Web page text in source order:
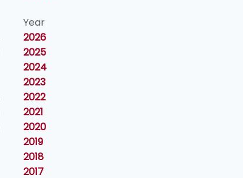
Year
2026
2025
2024
2023
2022
2021
2020
2019
2018
2017